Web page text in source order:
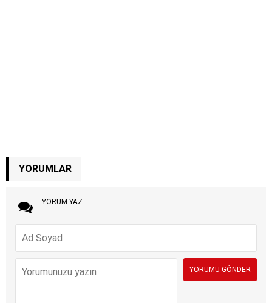
YORUMLAR
YORUM YAZ